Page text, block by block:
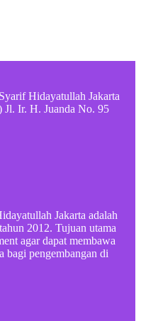
Hidayatullah Jakarta
Jl. Ir. H. Juanda No. 95
Jakarta adalah
2012. Tujuan utama
agar dapat membawa
bagi pengembangan di